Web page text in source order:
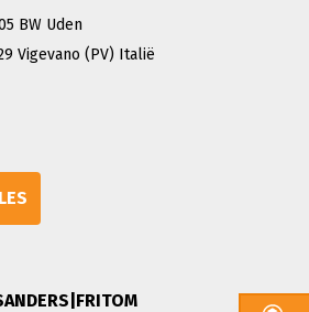
BW Uden
Vigevano (PV) Italië